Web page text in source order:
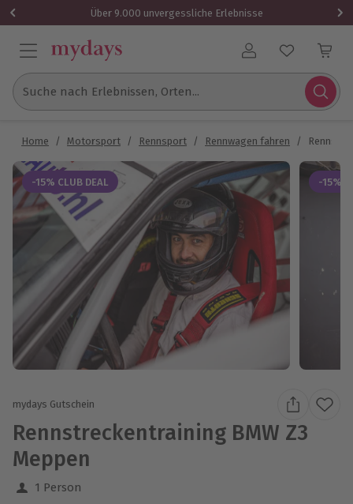
Über 9.000 unvergessliche Erlebnisse
Benutzerkonto
Suche nach Erlebnissen, Orten...
Home / Motorsport / Rennsport / Rennwagen fahren /
-15% CLUB DEAL -15%
mydays Gutschein
Rennstreckentraining BMW Z3
Meppen
1 Person